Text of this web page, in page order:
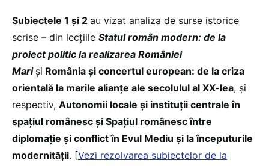
Subiectele 1 și 2 au vizat analiza de surse istorice
scrise – din lecțiile Statul român modern: de la
proiect politic la realizarea României
Mari și România și concertul european: de la criza
orientală la marile alianțe ale secolulul al XX-lea, și
respectiv, Autonomii locale și instituții centrale în
spațiul românesc și Spațiul românesc între
diplomație și conflict în Evul Mediu și la începuturile
modernității. [Vezi rezolvarea subiectelor de la